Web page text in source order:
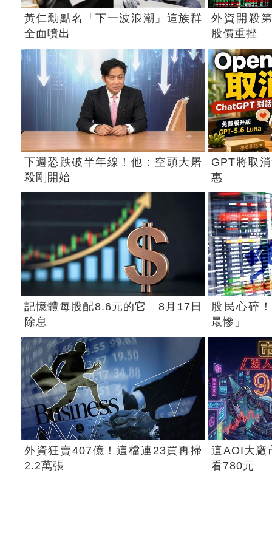
黃仁勳點名「下一波浪潮」這族群
全面噴出
外資開殺
股價重挫
下週恐跌破半年線！他：空頭大屠
殺剛開始
GPT將取
惠
記憶體每股配8.6元的它 8月17日
除息
股民心碎
最慘」
外資狂賣407億！這檔連23買再掃
2.2萬張
這AOI大
看780元